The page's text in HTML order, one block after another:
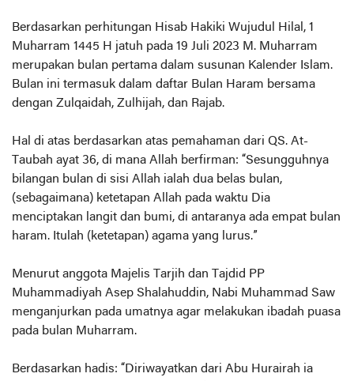
Berdasarkan perhitungan Hisab Hakiki Wujudul Hilal, 1
Muharram 1445 H jatuh pada 19 Juli 2023 M. Muharram
merupakan bulan pertama dalam susunan Kalender Islam.
Bulan ini termasuk dalam daftar Bulan Haram bersama
dengan Zulqaidah, Zulhijah, dan Rajab.
Hal di atas berdasarkan atas pemahaman dari QS. At-
Taubah ayat 36, di mana Allah berfirman: “Sesungguhnya
bilangan bulan di sisi Allah ialah dua belas bulan,
(sebagaimana) ketetapan Allah pada waktu Dia
menciptakan langit dan bumi, di antaranya ada empat bulan
haram. Itulah (ketetapan) agama yang lurus.”
Menurut anggota Majelis Tarjih dan Tajdid PP
Muhammadiyah Asep Shalahuddin, Nabi Muhammad Saw
menganjurkan pada umatnya agar melakukan ibadah puasa
pada bulan Muharram.
Berdasarkan hadis: “Diriwayatkan dari Abu Hurairah ia